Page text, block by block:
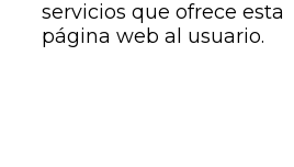
servicios que ofrece esta
página web al usuario.